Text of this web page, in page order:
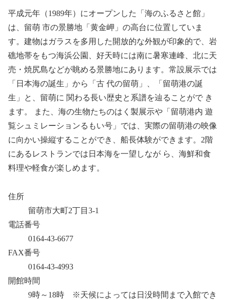
平成元年（1989年）にオープンした「海のふるさと館」
は、留萌 市の景勝地「黄金岬」の高台に位置していま
す。建物はガラスを多用した開放的な外観が印象的で、岩
礁地帯をもつ海浜公園、好天時には南に暑寒連峰、北に天
売・焼尻島などが眺める景勝地にあります。常設展示では
「日本海の誕生」から「古 代の留萌」、「留萌港の誕
生」と、留萌に 関わる長い歴史と系譜を辿ることがで き
ます。 また、海の生物たちのはく製展示や「留萌港内 遊
覧シュミレーションるもい号」では、実際の留萌港の映像
に向かい操縦することができ、船長体験ができます。2階
にあるレストランでは日本海を一望しなが ら、海鮮和食
料理や軽食が楽しめます。
住所
留萌市大町2丁目3-1
電話番号
0164-43-6677
FAX番号
0164-43-4993
開館時間
9時～18時 ※天候によっては日没時間まで入館でき